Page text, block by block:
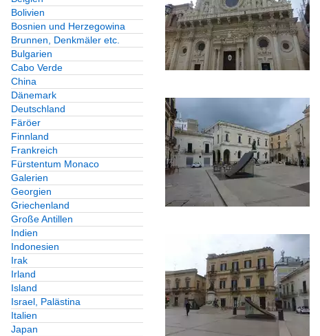
Bolivien
Bosnien und Herzegowina
Brunnen, Denkmäler etc.
Bulgarien
Cabo Verde
China
Dänemark
Deutschland
Färöer
Finnland
Frankreich
Fürstentum Monaco
Galerien
Georgien
Griechenland
Große Antillen
Indien
Indonesien
Irak
Irland
Island
Israel, Palästina
Italien
Japan